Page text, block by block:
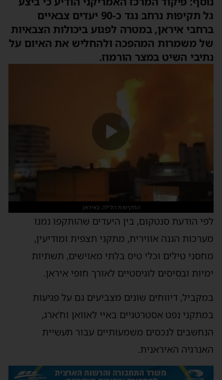
גל תקיפות נרחב נגד כ-90 יעדים צבאיים
ברחבי איראן, במטרה לפגוע ביכולות הצבאיות
של משמרות המהפכה ולהחליש את האיום על
נתיבי השיט במצר הורמוז.
התקיפות הלילה באיראן
לפי הודעת סנטקום, בין היעדים שהותקפו נמנו
מערכות הגנה אווירית, מתקני תצפית ומודיעין,
מחסני טילים וכלי טיס בלתי מאוישים, תשתיות
ימיות ובסיסים לוגיסטיים לאורך חופי איראן.
במקביל, דיווחים שונים מצביעים גם על פגיעות
במתקני נפט אסטרטגיים באיי לאוואן וח’ארג,
הנחשבים לנכסים משמעותיים עבור תעשיית
האנרגיה האיראנית.